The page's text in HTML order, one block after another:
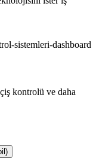
kontrolü ve daha